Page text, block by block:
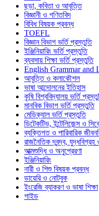
ছড়া, কবিতা ও আবৃত্তি
বিজ্ঞানী ও গণিতবিদ
বিবিধ বিষয়ক প্রবন্ধ
TOEFL
বিজ্ঞান বিভাগ ভর্তি প্রস্তুতি
ইঞ্জিনিয়ারিং ভর্তি প্রস্তুতি
ব্যবসায় শিক্ষা ভর্তি প্রস্তুতি
English Grammar and
আবৃত্তি ও কলাকৌশল
ভাষা আন্দোলনের ইতিহাস
কৃষি বিশ্ববিদ্যালয় ভর্তি
মানবিক বিভাগ ভর্তি প্রস্তুতি
মেডিক্যাল ভর্তি প্রস্তুতি
ডিটেকটিভ, ইন্টেলিজেন্স ও
ব্যক্তিগত ও পারিবারিক
রাজনৈতিক দ্বন্দ্ব,
আত্মশুদ্ধি ও অনুপ্রেরণা
ইঞ্জিনিয়ারিং
নারী ও শিশু বিষয়ক প্রবন্ধ
ডায়েরি ও নোটবুক
ইংরেজি ব্যাকরণ ও ভাষা শিক্ষা
গাইড